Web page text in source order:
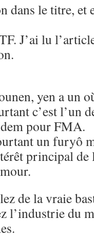
dans le titre, et
J’ai lu
yen a un
c’est l’un
pour FMA.
un furyô
principal de
de la vraie
l’industrie du